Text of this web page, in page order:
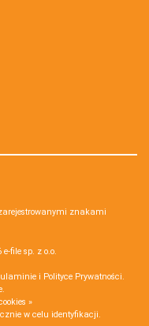
znakami
e-file sp. z o.o.
i Polityce Prywatności.
.
»
w celu identyfikacji.